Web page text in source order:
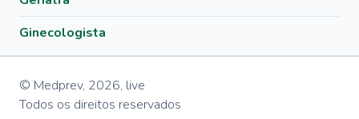
Ginecologista
© Medprev, 2026, live
Todos os direitos reservados